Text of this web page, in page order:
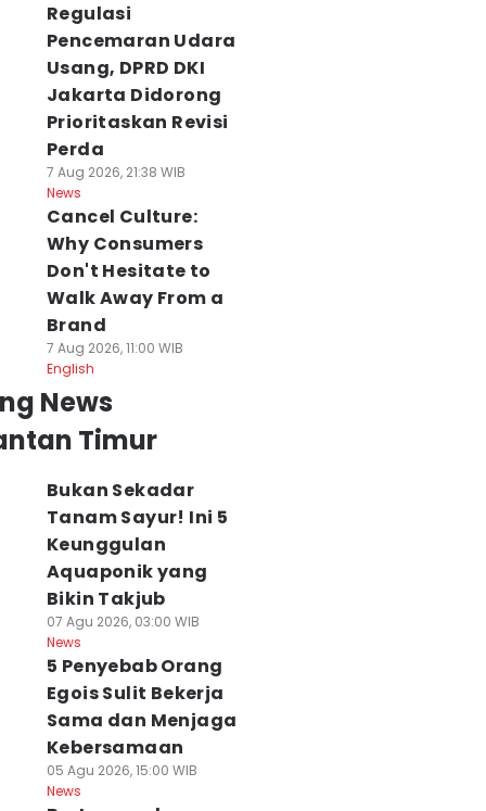
Regulasi
Pencemaran Udara
Usang, DPRD DKI
Jakarta Didorong
Prioritaskan Revisi
Perda
7 Aug 2026, 21:38 WIB
News
Cancel Culture:
Why Consumers
Don't Hesitate to
Walk Away From a
Brand
7 Aug 2026, 11:00 WIB
English
News
Timur
Bukan Sekadar
Tanam Sayur! Ini 5
Keunggulan
Aquaponik yang
Bikin Takjub
07 Agu 2026, 03:00 WIB
News
5 Penyebab Orang
Egois Sulit Bekerja
Sama dan Menjaga
Kebersamaan
05 Agu 2026, 15:00 WIB
News